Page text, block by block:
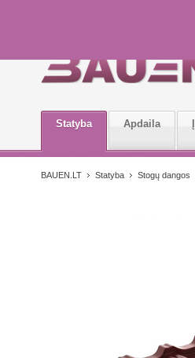
Statyba Apdaila
BAUEN.LT Statyba Stogų dangos